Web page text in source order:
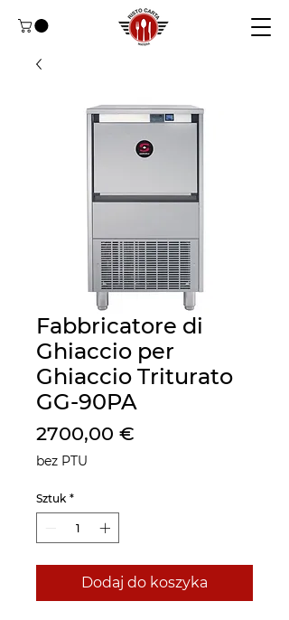
Fabbricatore di
Ghiaccio per
Ghiaccio Triturato
GG-90PA
2700,00 €
bez PTU
Sztuk *
Dodaj do koszyka